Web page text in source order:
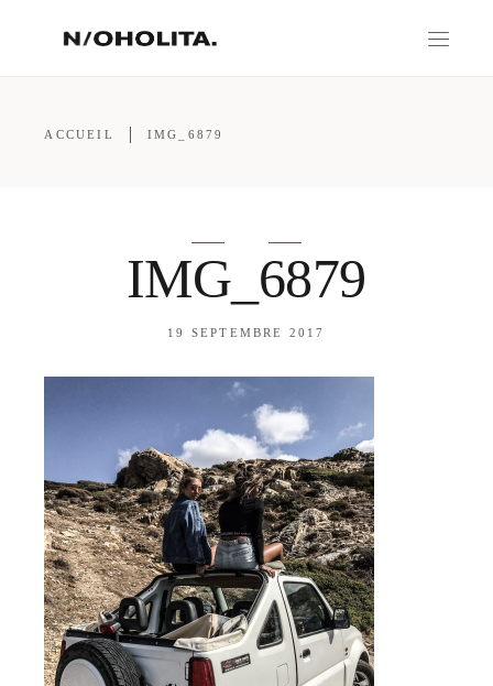
ACCUEIL IMG_6879
IMG_6879
19 SEPTEMBRE 2017